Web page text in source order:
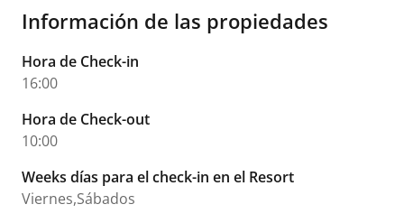
Información de las propiedades
Hora de Check-in
16:00
Hora de Check-out
10:00
Weeks días para el check-in en el Resort
Viernes,Sábados